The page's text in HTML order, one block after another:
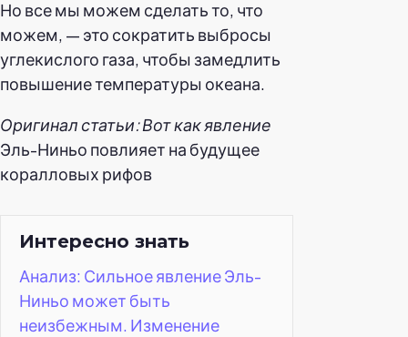
Но все мы можем сделать то, что
можем, — это сократить выбросы
углекислого газа, чтобы замедлить
повышение температуры океана.
Оригинал статьи: Вот как явление
Эль-Ниньо повлияет на будущее
коралловых рифов
Интересно знать
Анализ: Сильное явление Эль-
Ниньо может быть
неизбежным. Изменение